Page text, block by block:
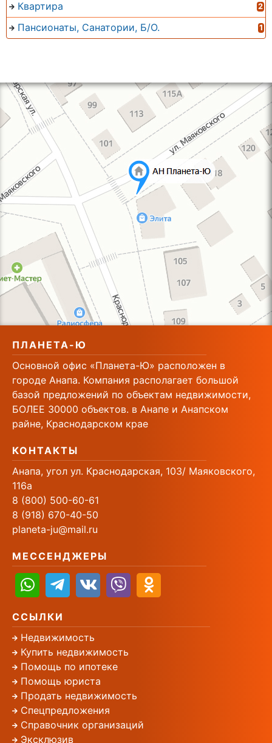
Квартира 2
Пансионаты, Санатории, Б/О. 1
ПЛАНЕТА-Ю
Основной офис «Планета-Ю» расположен в
городе Анапа. Компания располагает большой
базой предложений по объектам недвижимости,
БОЛЕЕ 30000 объектов. в Анапе и Анапском
райне, Краснодарском крае
КОНТАКТЫ
Анапа, угол ул. Краснодарская, 103/ Маяковского,
116а
8 (800) 500-60-61
8 (918) 670-40-50
planeta-ju@mail.ru
МЕССЕНДЖЕРЫ
ССЫЛКИ
Недвижимость
Купить недвижимость
Помощь по ипотеке
Помощь юриста
Продать недвижимость
Спецпредложения
Справочник организаций
Эксклюзив